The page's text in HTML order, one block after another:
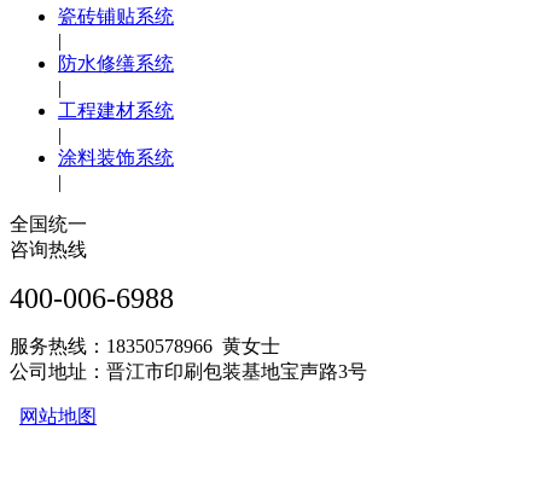
瓷砖铺贴系统
|
防水修缮系统
|
工程建材系统
|
涂料装饰系统
|
全国统一
咨询热线
400-006-6988
服务热线：18350578966 黄女士
公司地址：晋江市印刷包装基地宝声路3号
网站地图